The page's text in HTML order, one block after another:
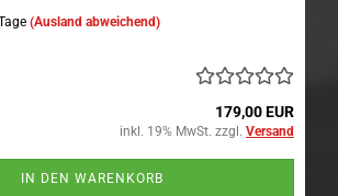
(Ausland abweichend)
179,00 EUR
inkl. 19% MwSt. zzgl. Versand
IN DEN WARENKORB